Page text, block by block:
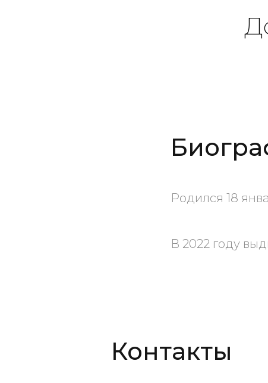
Родился 18
В 2022 году
Контакты